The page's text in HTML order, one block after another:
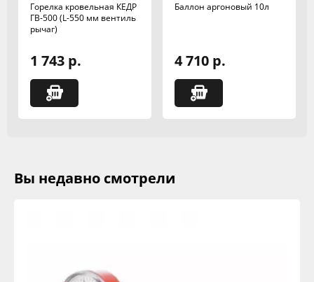
Горелка кровельная КЕДР
ГВ-500 (L-550 мм вентиль
рычаг)
1 743 р.
Баллон аргоновый 10л
4 710 р.
Вы недавно смотрели